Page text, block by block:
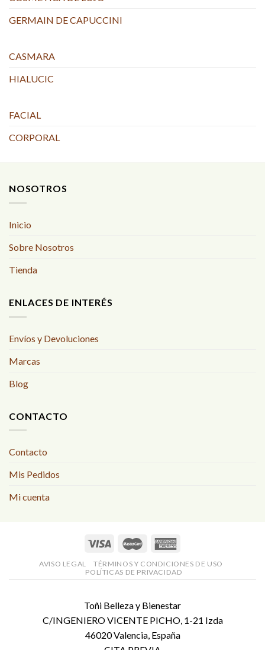
GERMAIN DE CAPUCCINI
CASMARA
HIALUCIC
FACIAL
CORPORAL
NOSOTROS
Inicio
Sobre Nosotros
Tienda
ENLACES DE INTERÉS
Envíos y Devoluciones
Marcas
Blog
CONTACTO
Contacto
Mis Pedidos
Mi cuenta
AVISO LEGAL
TÉRMINOS Y CONDICIONES DE USO
POLÍTICAS DE PRIVACIDAD
Toñi Belleza y Bienestar
C/INGENIERO VICENTE PICHO, 1-21 Izda
46020 Valencia, España